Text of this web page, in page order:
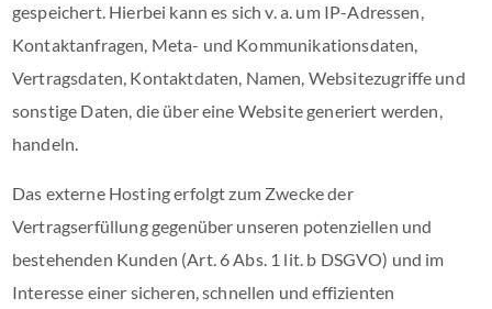
gespeichert. Hierbei kann es sich v. a. um IP-Adressen,
Kontaktanfragen, Meta- und Kommunikationsdaten,
Vertragsdaten, Kontaktdaten, Namen, Websitezugriffe und
sonstige Daten, die über eine Website generiert werden,
handeln.
Das externe Hosting erfolgt zum Zwecke der
Vertragserfüllung gegenüber unseren potenziellen und
bestehenden Kunden (Art. 6 Abs. 1 lit. b DSGVO) und im
Interesse einer sicheren, schnellen und effizienten